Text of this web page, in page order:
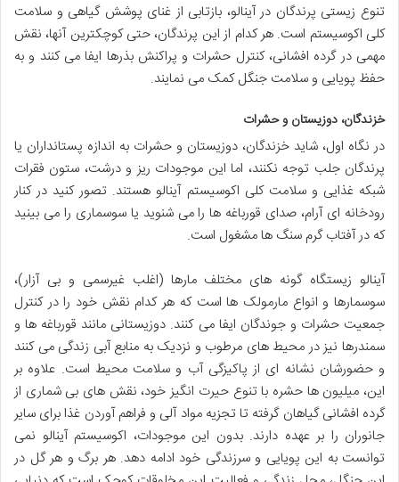
تنوع زیستی پرندگان در آینالو، بازتابی از غنای پوشش گیاهی و سلامت
کلی اکوسیستم است. هر کدام از این پرندگان، حتی کوچکترین آنها، نقش
مهمی در گرده افشانی، کنترل حشرات و پراکنش بذرها ایفا می کنند و به
حفظ پویایی و سلامت جنگل کمک می نمایند.
خزندگان، دوزیستان و حشرات
در نگاه اول، شاید خزندگان، دوزیستان و حشرات به اندازه پستانداران یا
پرندگان جلب توجه نکنند، اما این موجودات ریز و درشت، ستون فقرات
شبکه غذایی و سلامت کلی اکوسیستم آینالو هستند. تصور کنید در کنار
رودخانه ای آرام، صدای قورباغه ها را می شنوید یا سوسماری را می بینید
که در آفتاب گرم سنگ ها مشغول است.
آینالو زیستگاه گونه های مختلف مارها (اغلب غیرسمی و بی آزار)،
سوسمارها و انواع مارمولک ها است که هر کدام نقش خود را در کنترل
جمعیت حشرات و جوندگان ایفا می کنند. دوزیستانی مانند قورباغه ها و
سمندرها نیز در محیط های مرطوب و نزدیک به منابع آبی زندگی می کنند
و حضورشان نشانه ای از پاکیزگی آب و سلامت محیط است. علاوه بر
این، میلیون ها حشره با تنوع حیرت انگیز خود، نقش های بی شماری از
گرده افشانی گیاهان گرفته تا تجزیه مواد آلی و فراهم آوردن غذا برای سایر
جانوران را بر عهده دارند. بدون این موجودات، اکوسیستم آینالو نمی
توانست به این پویایی و سرزندگی خود ادامه دهد. هر برگ و هر گل در